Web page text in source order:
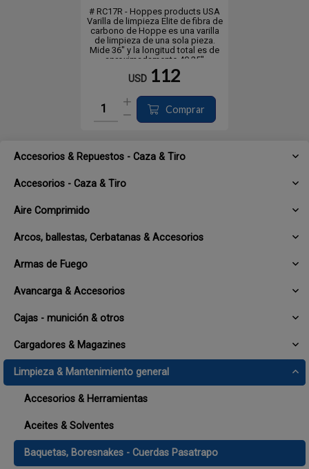
Accesorios & Repuestos - Caza & Tiro
Accesorios - Caza & Tiro
Aire Comprimido
Arcos, ballestas, Cerbatanas & Accesorios
Armas de Fuego
Avancarga & Accesorios
Cajas - munición & otros
Cargadores & Magazines
Limpieza & Mantenimiento general
Accesorios & Herramientas
Aceites & Solventes
Baquetas, Boresnakes - Cuerdas Pasatrapo
# RC17R - Hoppes products USA
Varilla de limpieza Elite de fibra de
carbono de Hoppe es una varilla
de limpieza de una sola pieza.
Mide 36" y la longitud total es de
aproximadamente 40,25"
USD 112
Comprar